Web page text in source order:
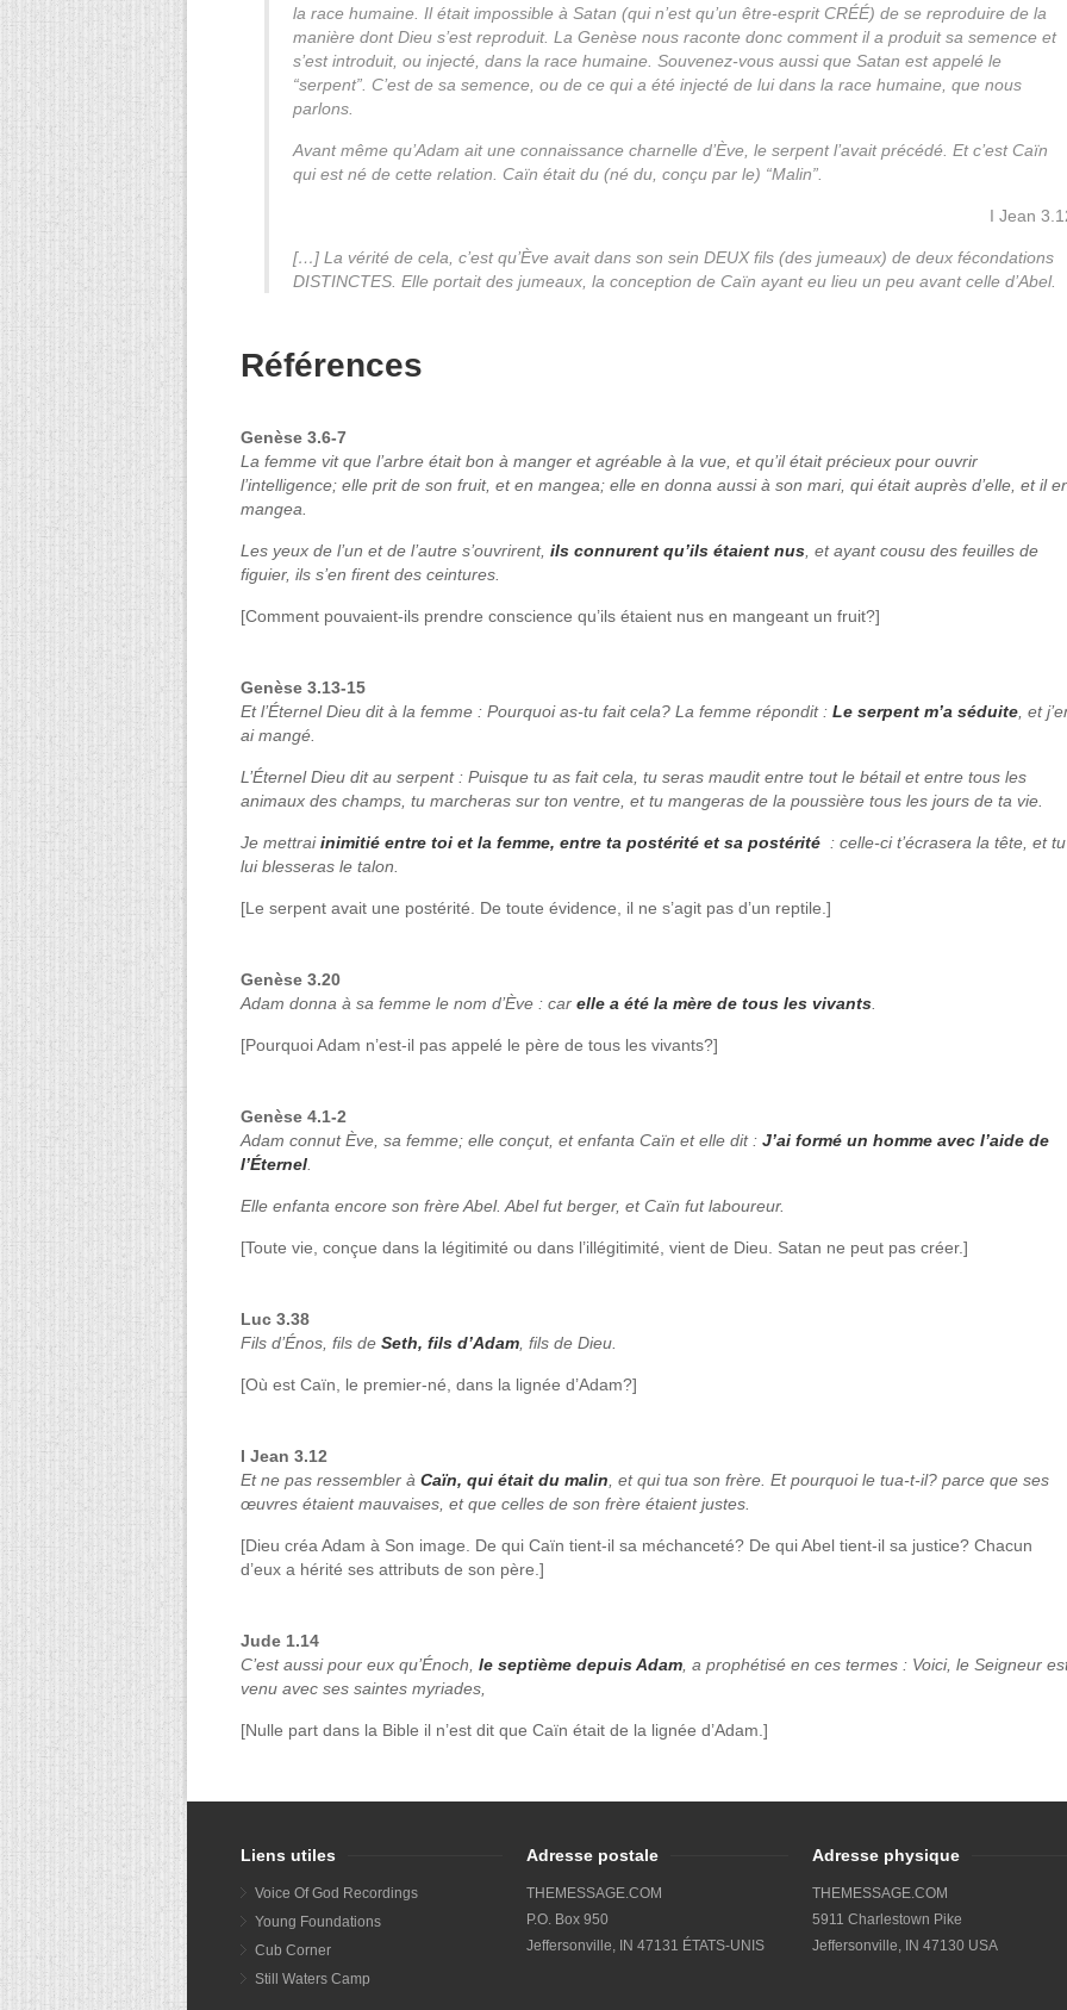
la race humaine. Il était impossible à Satan (qui n’est qu’un être-esprit CRÉÉ) de se reproduire de la
manière dont Dieu s’est reproduit. La Genèse nous raconte donc comment il a produit sa semence et
s’est introduit, ou injecté, dans la race humaine. Souvenez-vous aussi que Satan est appelé le
“serpent”. C’est de sa semence, ou de ce qui a été injecté de lui dans la race humaine, que nous
parlons.
Avant même qu’Adam ait une connaissance charnelle d’Ève, le serpent l’avait précédé. Et c’est Caïn
qui est né de cette relation. Caïn était du (né du, conçu par le) “Malin”.
I Jean
[…] La vérité de cela, c’est qu’Ève avait dans son sein DEUX fils (des jumeaux) de deux fécondations
DISTINCTES. Elle portait des jumeaux, la conception de Caïn ayant eu lieu un peu avant celle d’Abel.
Références
Genèse 3.6-7
La femme vit que l’arbre était bon à manger et agréable à la vue, et qu’il était précieux pour ouvrir
l’intelligence; elle prit de son fruit, et en mangea; elle en donna aussi à son mari, qui était auprès d’elle, et il
mangea.
Les yeux de l’un et de l’autre s’ouvrirent, ils connurent qu’ils étaient nus , et ayant cousu des feuilles de
figuier, ils s’en firent des ceintures.
[Comment pouvaient-ils prendre conscience qu’ils étaient nus en mangeant un fruit?]
Genèse 3.13-15
Et l’Éternel Dieu dit à la femme : Pourquoi as-tu fait cela? La femme répondit : Le serpent m’a séduite , et
ai mangé.
L’Éternel Dieu dit au serpent : Puisque tu as fait cela, tu seras maudit entre tout le bétail et entre tous les
animaux des champs, tu marcheras sur ton ventre, et tu mangeras de la poussière tous les jours de ta vie.
Je mettraiinimitié entre toi et la femme, entre ta postérité et sa postérité
: celle-ci t’écrasera la tête, et tu
lui blesseras le talon.
[Le serpent avait une postérité. De toute évidence, il ne s’agit pas d’un reptile.]
Genèse 3.20
Adam donna à sa femme le nom d’Ève : car elle a été la mère de tous les vivants
[Pourquoi Adam n’est-il pas appelé le père de tous les vivants?]
Genèse 4.1-2
Adam connut Ève, sa femme; elle conçut, et enfanta Caïn et elle dit : J’ai formé un homme avec l’aide de
l’Éternel
Elle enfanta encore son frère Abel. Abel fut berger, et Caïn fut laboureur.
[Toute vie, conçue dans la légitimité ou dans l’illégitimité, vient de Dieu. Satan ne peut pas créer.]
Luc 3.38
Fils d’Énos, fils de Seth, fils d’Adam , fils de Dieu.
[Où est Caïn, le premier-né, dans la lignée d’Adam?]
I Jean 3.12
Et ne pas ressembler à Caïn, qui était du malin , et qui tua son frère. Et pourquoi le tua-t‑il? parce que ses
œuvres étaient mauvaises, et que celles de son frère étaient justes.
[Dieu créa Adam à Son image. De qui Caïn tient-il sa méchanceté? De qui Abel tient-il sa justice? Chacun
d’eux a hérité ses attributs de son père.]
Jude 1.14
C’est aussi pour eux qu’Énoch, le septième depuis Adam , a prophétisé en ces termes : Voici, le Seigneur
venu avec ses saintes myriades,
[Nulle part dans la Bible il n’est dit que Caïn était de la lignée d’Adam.]
Liens utiles
Voice Of God Recordings
Young Foundations
Cub Corner
Still Waters Camp
Adresse postale
THEMESSAGE.COM
P.O. Box 950
Jeffersonville, IN 47131 ÉTATS-UNIS
Adresse physique
THEMESSAGE.COM
5911 Charlestown Pike
Jeffersonville, IN 47130 USA